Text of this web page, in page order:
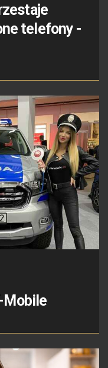
telefony -
Mobile